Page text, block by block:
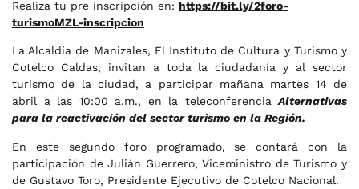
Realiza tu pre inscripción en: https://bit.ly/2foro-
turismoMZL-inscripcion
La Alcaldía de Manizales, El Instituto de Cultura y Turismo y
Cotelco Caldas, invitan a toda la ciudadanía y al sector
turismo de la ciudad, a participar mañana martes 14 de
abril a las 10:00 a.m., en la teleconferencia Alternativas
para la reactivación del sector turismo en la Región.
En este segundo foro programado, se contará con la
participación de Julián Guerrero, Viceministro de Turismo y
de Gustavo Toro, Presidente Ejecutivo de Cotelco Nacional.